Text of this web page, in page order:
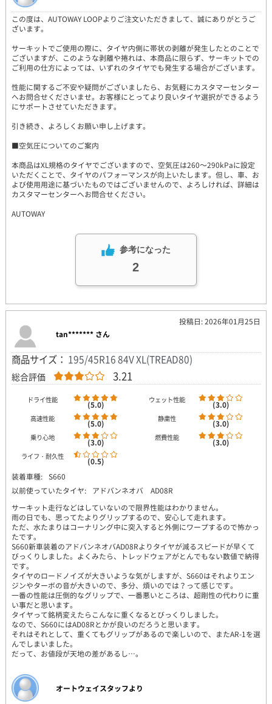
この度は、AUTOWAY LOOPよりご注文いただきまして、誠にありがとうご
ざいます。
サーキットでご使用の際に、タイヤ内側に帯状の剥離が発生したとのことで
ございますが、このような剥離や捲れは、本商品に限らず、サーキットでの
ご利用の仕方によっては、いずれのタイヤでも発生する場合がございます。
性能に関するご不安や疑問がございましたら、お気軽にカスタマーセンター
へお問合せくださいませ。お客様にとってより良いタイヤ選択ができるよう
にサポートさせていただきます。
引き続き、よろしくお願い申し上げます。
■空気圧についてのご案内
本商品はXL規格のタイヤでございますので、空気圧は260～290kPaに設定
いただくことで、タイヤのパフォーマンスが向上いたします。但し、車、お
よび使用用途に基づいたものではございませんので、よろしければ、詳細は
カスタマーセンターへお問合せください。
AUTOWAY
参考になった
2
投稿日: 2026年01月25日
tan******* さん
商品サイズ： 195/45R16 84V XL(TREAD80)
総合評価 3.21
ドライ性能 (5.0) ウェット性能 (3.0)
高速性能 (5.0) 静粛性 (3.0)
乗り心地 (3.0) 燃費性能 (3.0)
ライフ・耐久性
(0.5)
装着車種: S660
以前使っていたタイヤ:
アドバンネオバ AD08R
サーキット走行などはしていないので限界性能はわかりません。
雨の日でも、思ってたよりグリップするので、安心して走れます。
ただ、水たまりはコーナリング中に突入すると外側にワープするので怖かっ
たです。
S660新車装着のアドバンネオバAD08Rよりタイヤが減るスピードが早くて
びっくりしました。よくみたら、トレッドウェアがとんでもない数値で納得
です。
タイヤのロードノイズが大きいような気がしますが、S660はそれよりエン
ジンやターボの音が大きいので、多分、煩いのでは？って感じです。
一番の性能は圧倒的なグリップで、一番悪いところは、超剛性の代わりに重
い事だと思います。
タイヤって銘柄変えたらこんなに重くなるとびっくりしました。
なので、S660にはAD08Rとかが良いのだろうと思います。
それはそれとして、重くてもグリップがあるので楽しいので、またAR-1を選
んでしまいました。
だって、お値段が天地の差があるし…。
オートウェイスタッフより